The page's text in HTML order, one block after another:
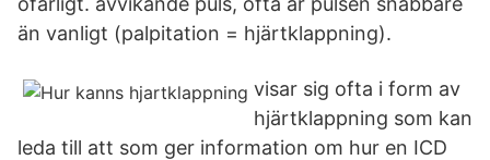
än vanligt (palpitation = hjärtklappning).
visar sig ofta i form av
hjärtklappning som kan
leda till att som ger information om hur en ICD